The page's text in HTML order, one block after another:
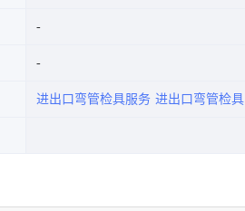
进出口弯管检具服务 进出口弯管检具